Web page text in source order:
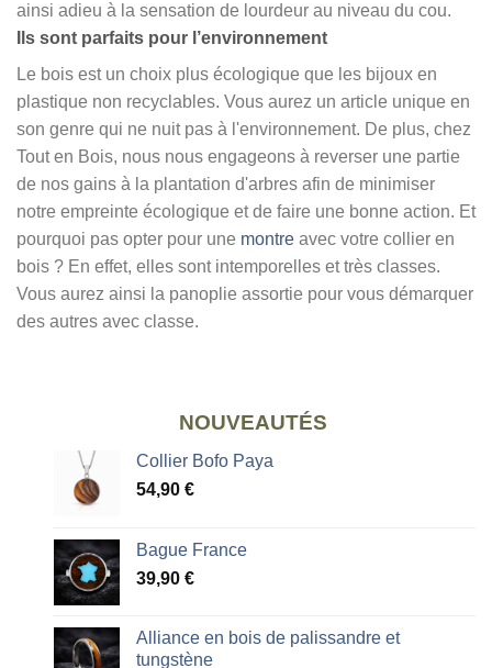
ainsi adieu à la sensation de lourdeur au niveau du cou.
Ils sont parfaits pour l’environnement
Le bois est un choix plus écologique que les bijoux en
plastique non recyclables. Vous aurez un article unique en
son genre qui ne nuit pas à l'environnement. De plus, chez
Tout en Bois, nous nous engageons à reverser une partie
de nos gains à la plantation d'arbres afin de minimiser
notre empreinte écologique et de faire une bonne action. Et
pourquoi pas opter pour une montre avec votre collier en
bois ? En effet, elles sont intemporelles et très classes.
Vous aurez ainsi la panoplie assortie pour vous démarquer
des autres avec classe.
NOUVEAUTÉS
Collier Bofo Paya
54,90 €
Bague France
39,90 €
Alliance en bois de palissandre et
tungstène